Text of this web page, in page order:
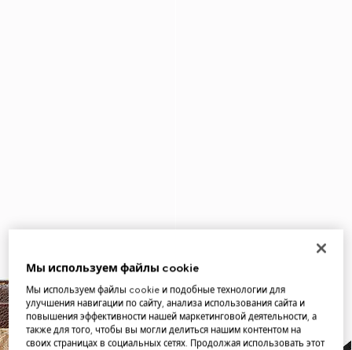
Мы используем файлы cookie
Мы используем файлы cookie и подобные технологии для
улучшения навигации по сайту, анализа использования сайта и
повышения эффективности нашей маркетинговой деятельности, а
также для того, чтобы вы могли делиться нашим контентом на
своих страницах в социальных сетях. Продолжая использовать этот